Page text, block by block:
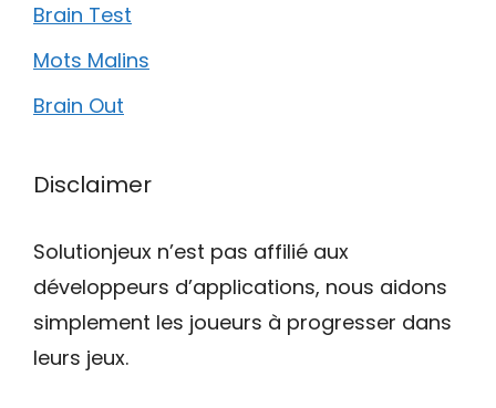
Brain Test
Mots Malins
Brain Out
Disclaimer
Solutionjeux n’est pas affilié aux
développeurs d’applications, nous aidons
simplement les joueurs à progresser dans
leurs jeux.